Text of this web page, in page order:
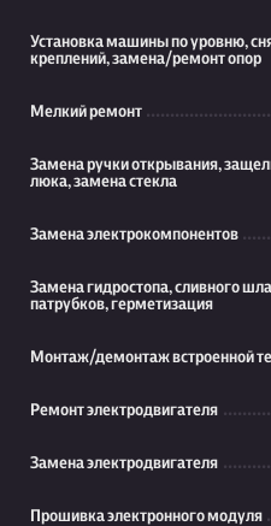
Установка машины по уровню,
креплений, замена/ремонт опор
Мелкий ремонт
Замена ручки открывания,
люка, замена стекла
Замена электрокомпонентов
Замена гидростопа, сливного
патрубков, герметизация
Монтаж/демонтаж встроенной
Ремонт электродвигателя
Замена электродвигателя
Прошивка электронного модуля